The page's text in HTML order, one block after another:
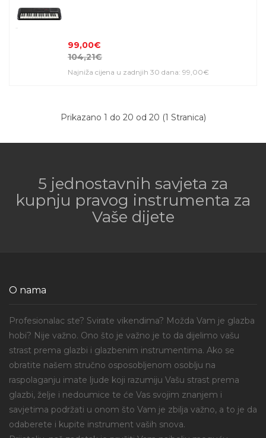
99,00€
104,21€
Najniža cijena u zadnjih 30 dana: 99,00€
Prikazano 1 do 20 od 20 (1 Stranica)
5 jednostavnih savjeta za
kupnju pravog instrumenta za
Vaše dijete
O nama
Profesionalac ste? Svirate vikendima? Možda Vam je glazba
hobi? Nije važno. Ono što je važno je to da dijelimo vašu
strast prema glazbi i glazbenim instrumentima. Ako se
obratite našem stručno osposobljenom osoblju na
raspolaganju imate ljude koji razumiju Vašu strast prema
glazbi, želje i nedoumice te će Vas svojim znanjem i
savjetima podržati u onom što Vam je zbilja važno, a to je da
odaberete i kupite instrument vaših snova.